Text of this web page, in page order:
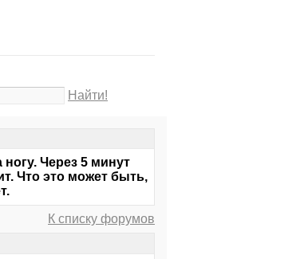
Найти!
Через 5 минут
Что это может быть,
К списку форумов